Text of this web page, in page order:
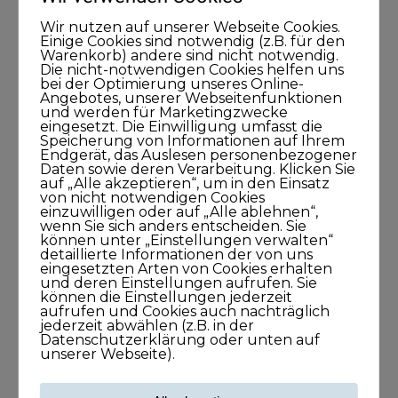
Meine Podcasts
Andreas Dämon ist der Geburtshelfer
für Lösungen
26. November 2021
1Stunde1Minuten
Wir nutzen auf unserer Webseite Cookies.
Einige Cookies sind notwendig (z.B. für den
Warenkorb) andere sind nicht notwendig.
Die nicht-notwendigen Cookies helfen uns
bei der Optimierung unseres Online-
Angebotes, unserer Webseitenfunktionen
und werden für Marketingzwecke
eingesetzt. Die Einwilligung umfasst die
Speicherung von Informationen auf Ihrem
Endgerät, das Auslesen personenbezogener
Daten sowie deren Verarbeitung. Klicken Sie
auf „Alle akzeptieren“, um in den Einsatz
von nicht notwendigen Cookies
einzuwilligen oder auf „Alle ablehnen“,
wenn Sie sich anders entscheiden. Sie
können unter „Einstellungen verwalten“
detaillierte Informationen der von uns
eingesetzten Arten von Cookies erhalten
und deren Einstellungen aufrufen. Sie
können die Einstellungen jederzeit
aufrufen und Cookies auch nachträglich
jederzeit abwählen (z.B. in der
Datenschutzerklärung oder unten auf
unserer Webseite).